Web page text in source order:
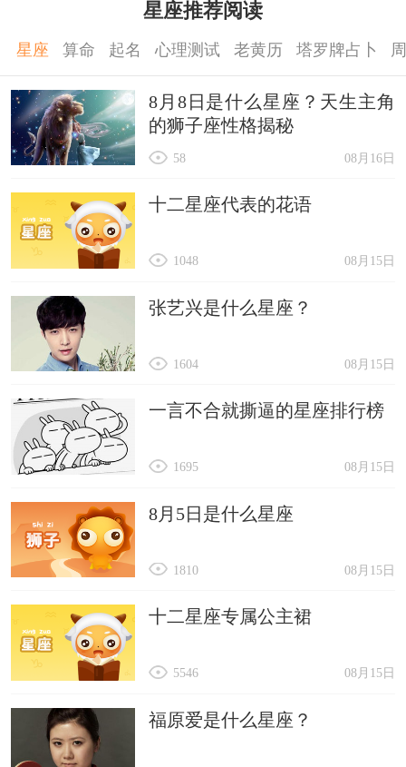
星座推荐阅读
星座 算命 起名 心理测试 老黄历 塔罗牌占卜
8月8日是什么星座？天生主角
的狮子座性格揭秘
08月16日
58
十二星座代表的花语
08月15日
1048
张艺兴是什么星座？
08月15日
1604
一言不合就撕逼的星座排行榜
08月15日
1695
8月5日是什么星座
08月15日
1810
十二星座专属公主裙
08月15日
5546
福原爱是什么星座？